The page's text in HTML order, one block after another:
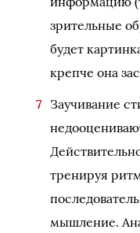
зрительные
будет
крепче она
Заучивание
тренируя
мышление.